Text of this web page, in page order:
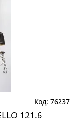
76237
121.6